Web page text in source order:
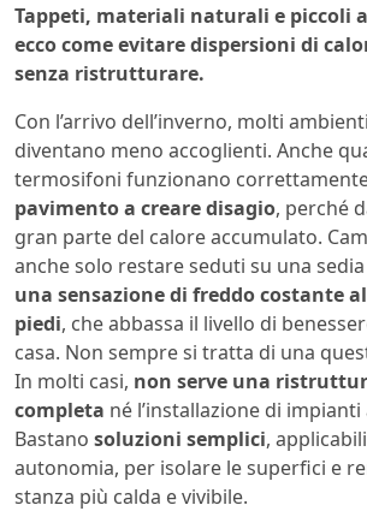
Tappeti, materiali naturali e piccoli
ecco come evitare dispersioni di
senza ristrutturare.
Con l’arrivo dell’inverno, molti
diventano meno accoglienti. Anche
termosifoni funzionano
pavimento a creare disagio, perché
gran parte del calore accumulato.
anche solo restare seduti su una
una sensazione di freddo costante
piedi, che abbassa il livello di
casa. Non sempre si tratta di una
In molti casi, non serve una
completa né l’installazione di
Bastano soluzioni semplici,
autonomia, per isolare le superfici e
stanza più calda e vivibile.